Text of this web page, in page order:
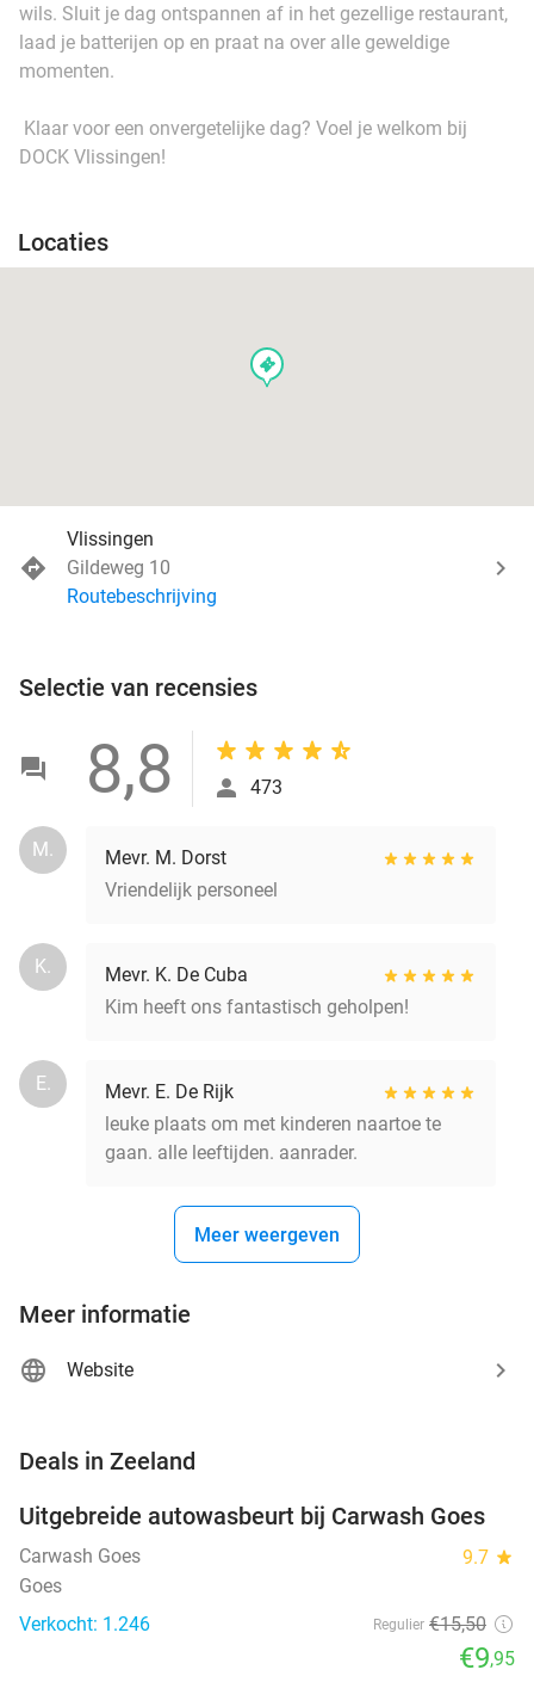
wils. Sluit je dag ontspannen af in het gezellige restaurant,
laad je batterijen op en praat na over alle geweldige
momenten.
Klaar voor een onvergetelijke dag? Voel je welkom bij
DOCK Vlissingen!
Locaties
events
Vlissingen
Gildeweg 10
Routebeschrijving
Selectie van recensies
8,8 473
M.
Mevr. M. Dorst
Vriendelijk personeel
K.
Mevr. K. De Cuba
Kim heeft ons fantastisch geholpen!
E.
Mevr. E. De Rijk
leuke plaats om met kinderen naartoe te
gaan. alle leeftijden. aanrader.
Meer weergeven
Meer informatie
Website
Deals in Zeeland
36%
Uitgebreide autowasbeurt bij Carwash Goes
Carwash Goes 9.7 star
Goes
Verkocht: 1.246
Regulier €15,50
€9,95